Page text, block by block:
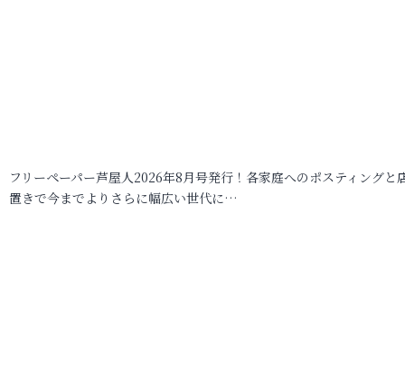
フリーペーパー芦屋人2026年8月号発行！各家庭へのポスティングと
置きで今までよりさらに幅広い世代に…